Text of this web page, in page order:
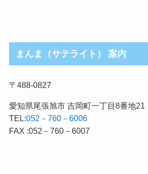
まんま（サテライト） 案内
〒488-0827
愛知県尾張旭市 吉岡町一丁目8番地21
TEL:052－760－6006
FAX :052－760－6007